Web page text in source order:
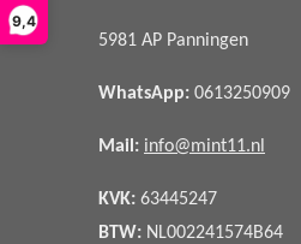
9,4
5981 AP Panningen
WhatsApp: 0613250909
Mail: info@mint11.nl
KVK: 63445247
BTW: NL002241574B64